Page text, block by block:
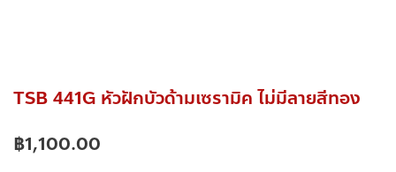
TSB 441G หัวฝักบัวด้ามเซรามิค ไม่มีลายสีทอง
฿1,100.00